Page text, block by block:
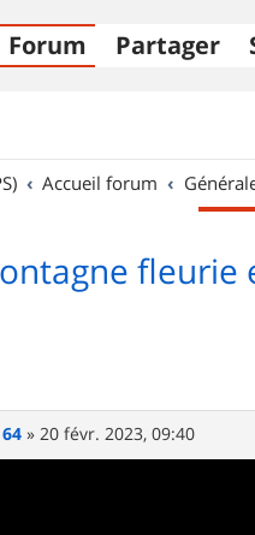
Forum Partager
Accueil forum
fleurie
»20 févr. 2023, 09:40